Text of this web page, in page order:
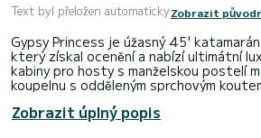
Text byl přeložen automatickyZobrazit
Gypsy Princess je úžasný 45'
který získal ocenění a nabízí ultimátní
kabiny pro hosty s manželskou postelí
koupelnu s odděleným sprchovým
Na palubě naleznete prostorný
Zobrazit úplný popis